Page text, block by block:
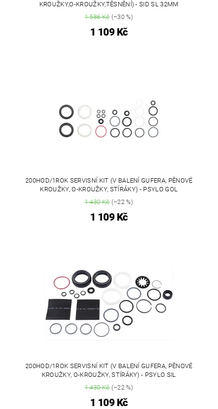
KROUŽKY,O-KROUŽKY,TĚSNĚNÍ) - SID SL 32MM
1 586 Kč(–30 %)
1 109 Kč
200HOD/1ROK SERVISNÍ KIT (V BALENÍ GUFERA, PĚNOVÉ
KROUŽKY, O-KROUŽKY, STÍRÁKY) - PSYLO GOL
1 430 Kč(–22 %)
1 109 Kč
200HOD/1ROK SERVISNÍ KIT (V BALENÍ GUFERA, PĚNOVÉ
KROUŽKY, O-KROUŽKY, STÍRÁKY) - PSYLO SIL
1 430 Kč(–22 %)
1 109 Kč